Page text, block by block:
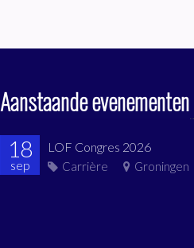
Aanstaande evenementen
18
sep
LOF Congres 2026
Carrière Groningen